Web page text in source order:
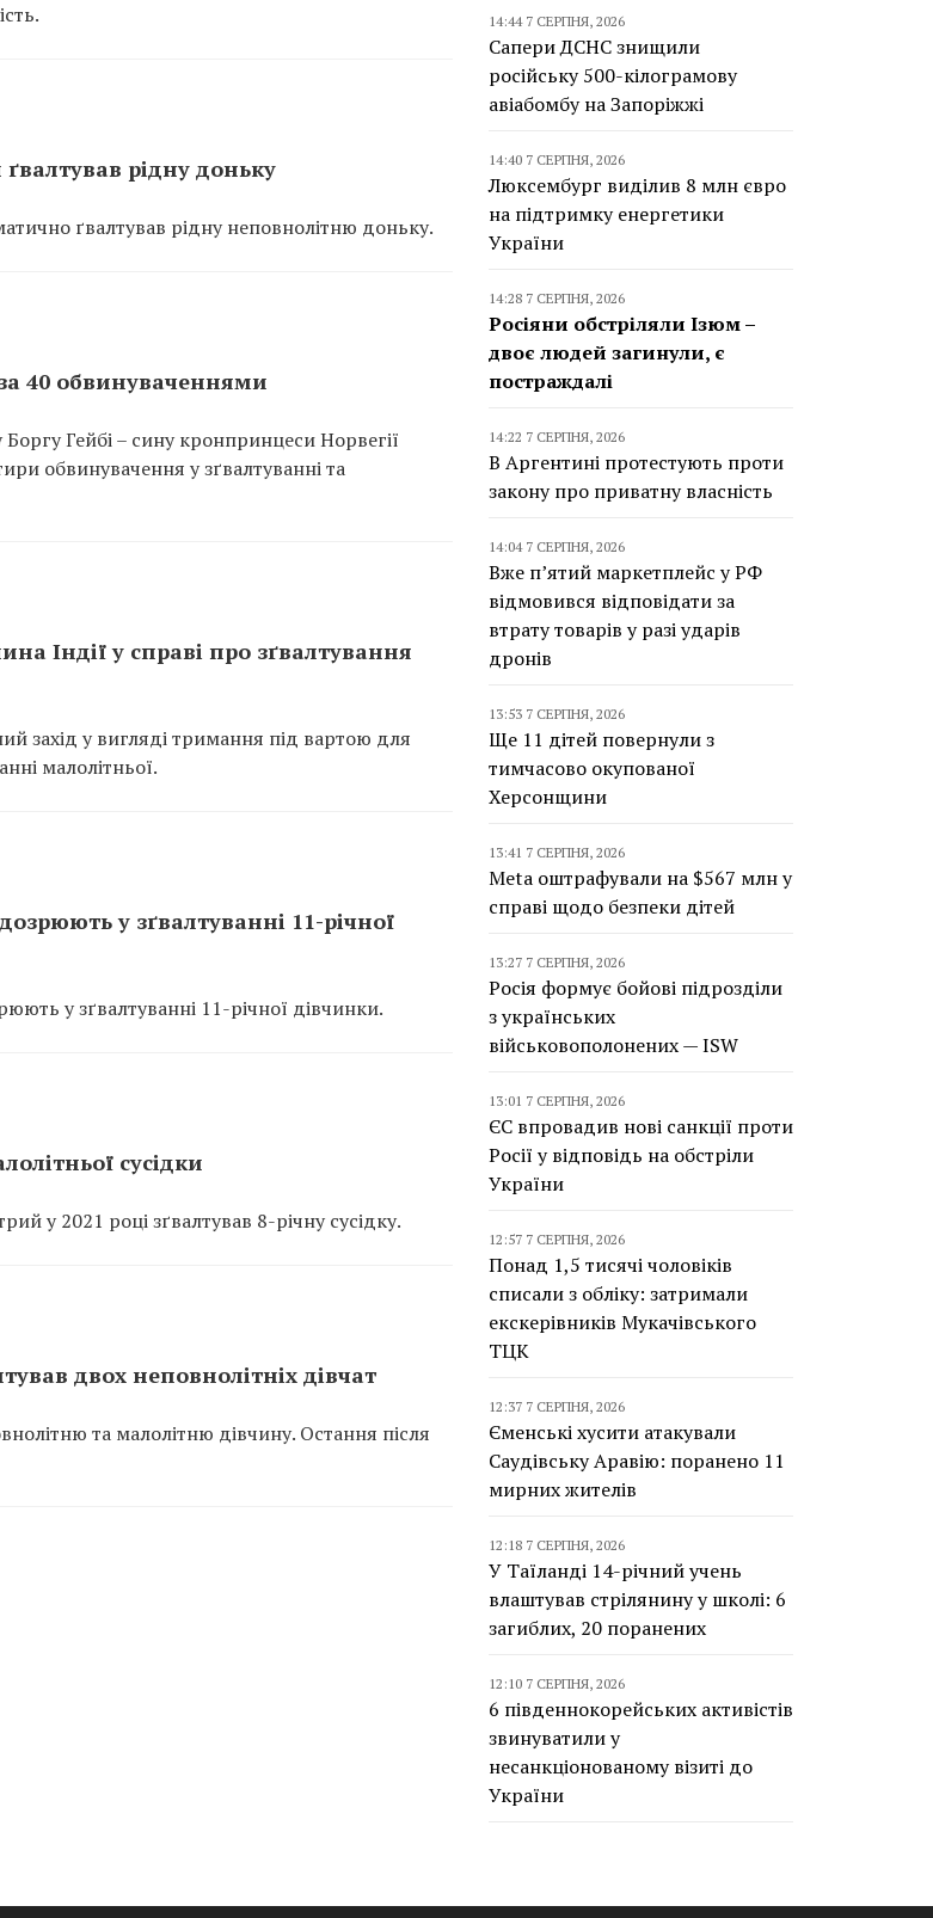
рідну доньку
ґвалтував рідну неповнолітню доньку.
40 обвинуваченнями
Гейбі – сину кронпринцеси Норвегії
обвинувачення у зґвалтуванні та
Індії у справі про зґвалтування
захід у вигляді тримання під вартою для
малолітньої.
у зґвалтуванні 11-річної
у зґвалтуванні 11-річної дівчинки.
сусідки
у 2021 році зґвалтував 8-річну сусідку.
двох неповнолітніх дівчат
та малолітню дівчину. Остання після
14:44 7 СЕРПНЯ, 2026
Сапери ДСНС знищили
російську 500-кілограмову
авіабомбу на Запоріжжі
14:40 7 СЕРПНЯ, 2026
Люксембург виділив 8 млн євро
на підтримку енергетики
України
14:28 7 СЕРПНЯ, 2026
Росіяни обстріляли Ізюм –
двоє людей загинули, є
постраждалі
14:22 7 СЕРПНЯ, 2026
В Аргентині протестують проти
закону про приватну власність
14:04 7 СЕРПНЯ, 2026
Вже п’ятий маркетплейс у РФ
відмовився відповідати за
втрату товарів у разі ударів
дронів
13:53 7 СЕРПНЯ, 2026
Ще 11 дітей повернули з
тимчасово окупованої
Херсонщини
13:41 7 СЕРПНЯ, 2026
Meta оштрафували на $567 млн у
справі щодо безпеки дітей
13:27 7 СЕРПНЯ, 2026
Росія формує бойові підрозділи
з українських
військовополонених — ISW
13:01 7 СЕРПНЯ, 2026
ЄС впровадив нові санкції проти
Росії у відповідь на обстріли
України
12:57 7 СЕРПНЯ, 2026
Понад 1,5 тисячі чоловіків
списали з обліку: затримали
екскерівників Мукачівського
ТЦК
12:37 7 СЕРПНЯ, 2026
Єменські хусити атакували
Саудівську Аравію: поранено 11
мирних жителів
12:18 7 СЕРПНЯ, 2026
У Таїланді 14-річний учень
влаштував стрілянину у школі: 6
загиблих, 20 поранених
12:10 7 СЕРПНЯ, 2026
6 південнокорейських активістів
звинуватили у
несанкціонованому візиті до
України